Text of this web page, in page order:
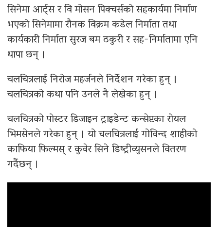
सिनेमा आर्ट्स र वि मोसन पिक्चर्सको सहकार्यमा निर्माण
भएको सिनेमामा रौनक विक्रम कडेल निर्माता तथा
कार्यकारी निर्माता सुरज बम ठकुरी र सह-निर्मातामा एनि
थापा छन् ।
चलचित्रलाई निरोज महर्जनले निर्देशन गरेका हुन् ।
चलचित्रको कथा पनि उनले नै लेखेका हुन् ।
चलचित्रको पोस्टर डिजाइन ट्राइडेन्ट कन्सेप्टका रोयल
भिमसेनले गरेका हुन् । यो चलचित्रलाई गोविन्द शाहीको
काफिया फिल्मस् र कुवेर सिने डिष्ट्रीव्युसनले वितरण
गर्दैछन् ।